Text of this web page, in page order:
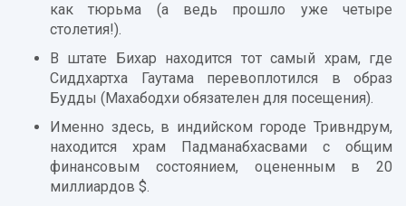
как тюрьма (а ведь прошло уже четыре
столетия!).
В штате Бихар находится тот самый храм, где
Сиддхартха Гаутама перевоплотился в образ
Будды (Махабодхи обязателен для посещения).
Именно здесь, в индийском городе Тривндрум,
находится храм Падманабхасвами с общим
финансовым состоянием, оцененным в 20
миллиардов $.